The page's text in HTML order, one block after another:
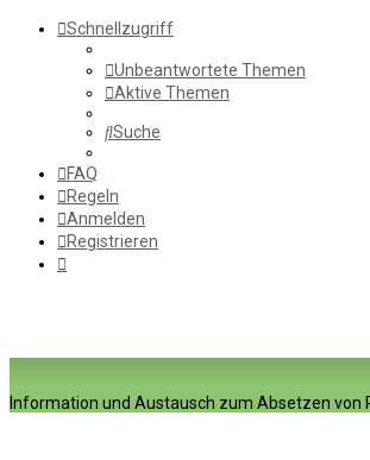
Schnellzugriff
Unbeantwortete Themen
Aktive Themen
Suche
FAQ
Regeln
Anmelden
Registrieren
Information und Austausch zum Absetzen von